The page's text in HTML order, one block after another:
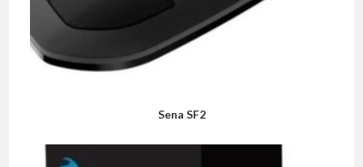
Sena SF2